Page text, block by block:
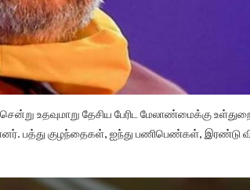
சென்று உதவுமாறு தேசிய பேரிட மேலாண்மைக்கு
பத்து குழந்தைகள், ஐந்து பணிபெண்கள், இரண்டு